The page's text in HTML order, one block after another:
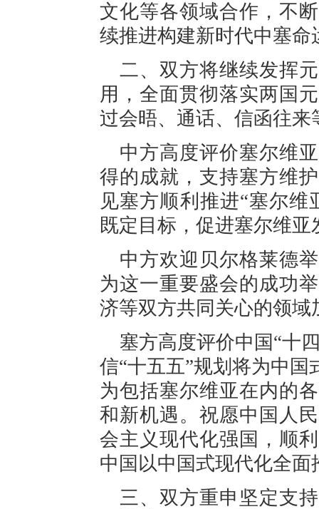
文化等各领域合作，不
续推进构建新时代中塞命
二、双方将继续发挥
用，全面贯彻落实两国
过会晤、通话、信函往
中方高度评价塞尔维
得的成就，支持塞方维
见塞方顺利推进“塞尔维
既定目标，促进塞尔维
中方欢迎贝尔格莱德
为这一重要盛会的成功
济等双方共同关心的领域
塞方高度评价中国“十
信“十五五”规划将为中
为包括塞尔维亚在内的
和新机遇。祝愿中国人
会主义现代化强国，顺
中国以中国式现代化全
三、双方重申坚定支